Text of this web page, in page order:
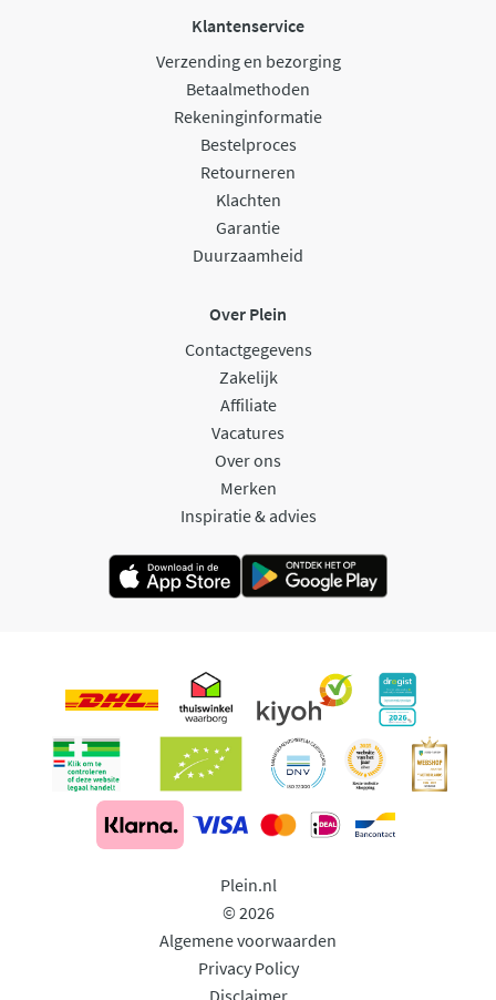
Klantenservice
Verzending en bezorging
Betaalmethoden
Rekeninginformatie
Bestelproces
Retourneren
Klachten
Garantie
Duurzaamheid
Over Plein
Contactgegevens
Zakelijk
Affiliate
Vacatures
Over ons
Merken
Inspiratie & advies
Plein.nl
© 2026
Algemene voorwaarden
Privacy Policy